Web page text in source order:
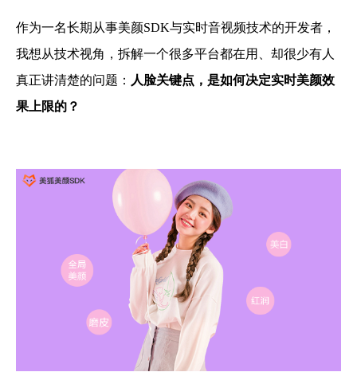
作为一名长期从事美颜SDK与实时音视频技术的开发者，
我想从技术视角，拆解一个很多平台都在用、却很少有人
真正讲清楚的问题： 人脸关键点，是如何决定实时美颜效
果上限的？